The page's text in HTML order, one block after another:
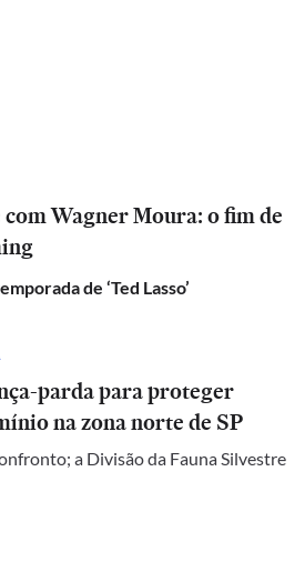
Wagner Moura: o fim de
de ‘Ted Lasso’
parda para proteger
na zona norte de SP
a Divisão da Fauna Silvestre